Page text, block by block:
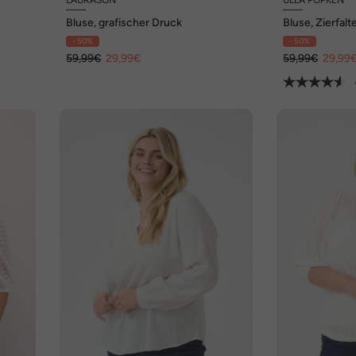
Bluse, grafischer Druck
- 50%
59,99€ 29,99€
Bluse,
Hemdkragen,
- 50%
59,99€